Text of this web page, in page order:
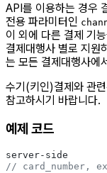
API를 이용하는 경우
전용 파라미터인
이 외에 다른 결제 기
결제대행사 별로 지원
는 모든 결제대행사에
수기(키인)결제와 관
참고하시기 바랍니다.
예제 코드
server-side
// card_number,